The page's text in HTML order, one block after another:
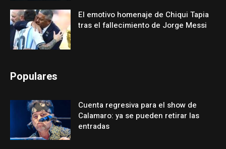
El emotivo homenaje de Chiqui Tapia
tras el fallecimiento de Jorge Messi
Populares
Cuenta regresiva para el show de
Calamaro: ya se pueden retirar las
entradas